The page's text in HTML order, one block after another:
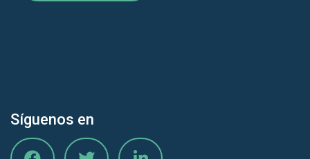
Síguenos en